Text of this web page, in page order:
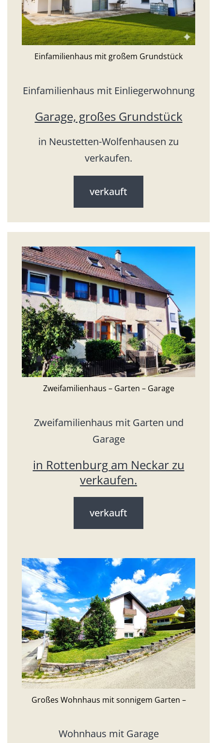
Einfamilienhaus mit großem Grundstück
Einfamilienhaus mit Einliegerwohnung
Garage, großes Grundstück
in Neustetten-Wolfenhausen zu
verkaufen.
verkauft
Zweifamilienhaus – Garten – Garage
Zweifamilienhaus mit Garten und
Garage
in Rottenburg am Neckar zu
verkaufen.
verkauft
Großes Wohnhaus mit sonnigem Garten –
Wohnhaus mit Garage